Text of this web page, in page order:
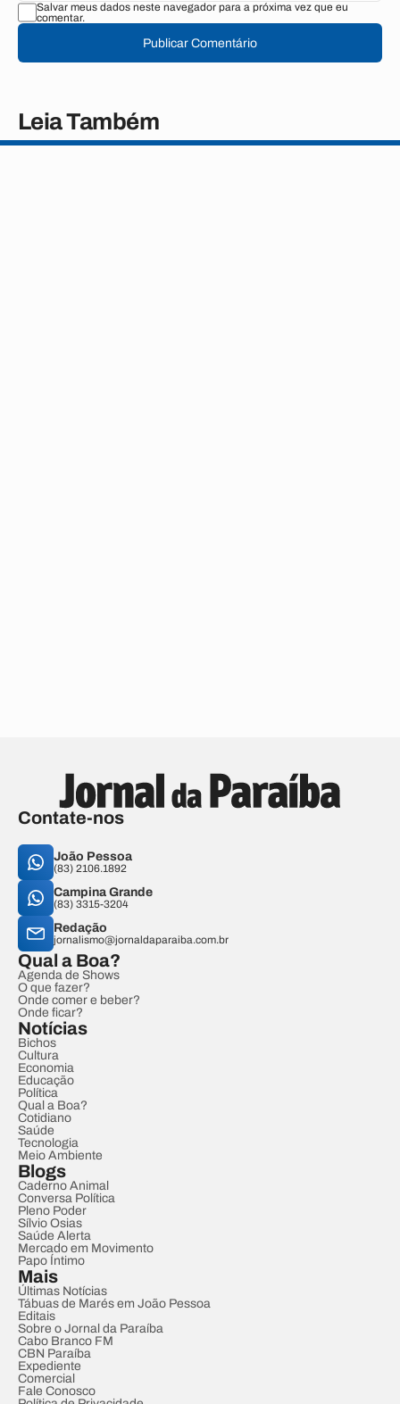
Salvar meus dados neste navegador para a próxima vez que eu
comentar.
Publicar Comentário
Leia Também
Contate-nos
João Pessoa
(83) 2106.1892
Campina Grande
(83) 3315-3204
Redação
jornalismo@jornaldaparaiba.com.br
Qual a Boa?
Agenda de Shows
O que fazer?
Onde comer e beber?
Onde ficar?
Notícias
Bichos
Cultura
Economia
Educação
Política
Qual a Boa?
Cotidiano
Saúde
Tecnologia
Meio Ambiente
Blogs
Caderno Animal
Conversa Política
Pleno Poder
Sílvio Osias
Saúde Alerta
Mercado em Movimento
Papo Íntimo
Mais
Últimas Notícias
Tábuas de Marés em João Pessoa
Editais
Sobre o Jornal da Paraíba
Cabo Branco FM
CBN Paraíba
Expediente
Comercial
Fale Conosco